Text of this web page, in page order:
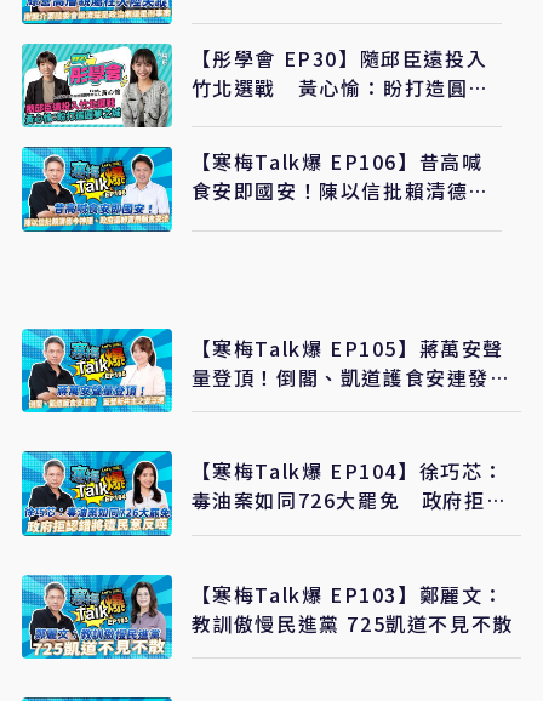
【彤學會 EP30】隨邱臣遠投入
竹北選戰 黃心愉：盼打造圓夢
【寒梅Talk爆 EP106】昔高喊
食安即國安！陳以信批賴清德今
【寒梅Talk爆 EP105】蔣萬安聲
量登頂！倒閣、凱道護食安連發
藍營新共主之姿浮現
【寒梅Talk爆 EP104】徐巧芯：
毒油案如同726大罷免 政府拒認
錯將遭民意反噬
【寒梅Talk爆 EP103】鄭麗文：
教訓傲慢民進黨 725凱道不見不散